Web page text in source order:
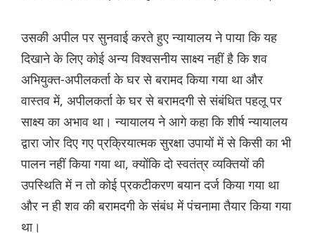
उसकी अपील पर सुनवाई करते हुए न्यायालय ने पाया कि यह
दिखाने के लिए कोई अन्य विश्वसनीय साक्ष्य नहीं है कि शव
अभियुक्त-अपीलकर्ता के घर से बरामद किया गया था और
वास्तव में, अपीलकर्ता के घर से बरामदगी से संबंधित पहलू पर
साक्ष्य का अभाव था। न्यायालय ने आगे कहा कि शीर्ष न्यायालय
द्वारा जोर दिए गए प्रक्रियात्मक सुरक्षा उपायों में से किसी का भी
पालन नहीं किया गया था, क्योंकि दो स्वतंत्र व्यक्तियों की
उपस्थिति में न तो कोई प्रकटीकरण बयान दर्ज किया गया था
और न ही शव की बरामदगी के संबंध में पंचनामा तैयार किया गया
था।